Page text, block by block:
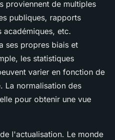
proviennent de multiples
publiques, rapports
académiques, etc.
ses propres biais et
les statistiques
varier en fonction de
La normalisation des
pour obtenir une vue
l'actualisation. Le monde